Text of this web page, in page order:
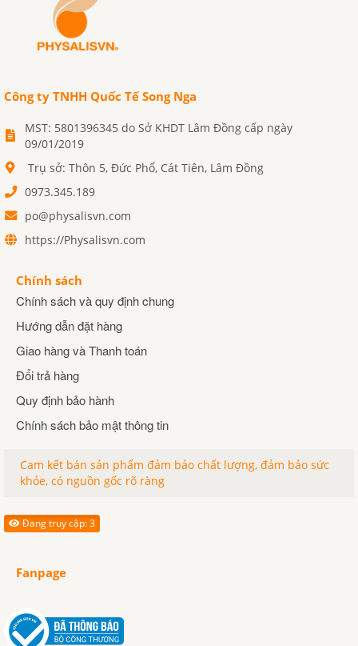
Công ty TNHH Quốc Tế Song Nga
MST: 5801396345 do Sở KHDT Lâm Đồng cấp ngày
09/01/2019
Trụ sở: Thôn 5, Đức Phổ, Cát Tiên, Lâm Đồng
0973.345.189
po@physalisvn.com
https://Physalisvn.com
Chính sách
Chính sách và quy định chung
Hướng dẫn đặt hàng
Giao hàng và Thanh toán
Đổi trả hàng
Quy định bảo hành
Chính sách bảo mật thông tin
Cam kết bán sản phẩm đảm bảo chất lượng, đảm bảo sức
khỏe, có nguồn gốc rõ ràng
Đang truy cập: 3
Fanpage